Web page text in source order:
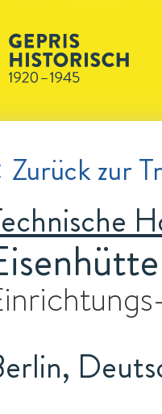
Zurück zur